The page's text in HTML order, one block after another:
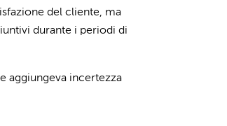
del cliente, ma
durante i periodi di
aggiungeva incertezza